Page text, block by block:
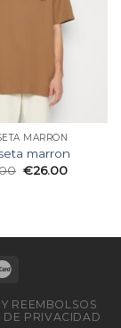
MARRON
marron
€26.00
REEMBOLSOS
DE PRIVACIDAD